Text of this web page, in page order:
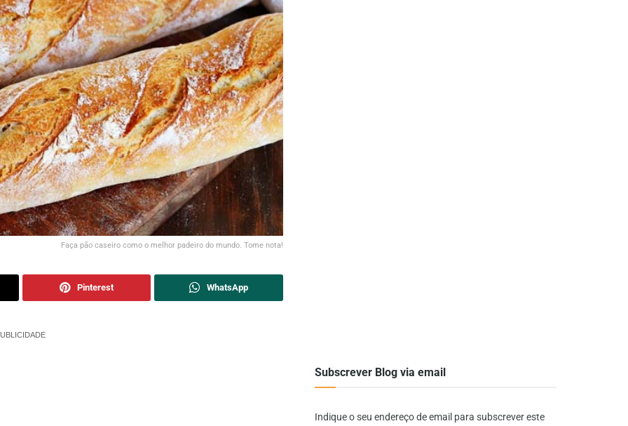
Faça pão caseiro como o melhor padeiro do mundo. Tome nota!
Pinterest WhatsApp
Subscrever Blog via email
Indique o seu endereço de email para subscrever este